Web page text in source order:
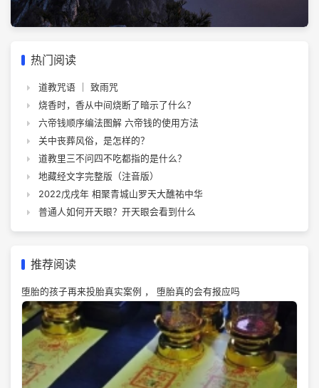
热门阅读
道教咒语 ｜ 致雨咒
烧香时，香从中间烧断了暗示了什么？
六帝钱顺序编法图解 六帝钱的使用方法
关中丧葬风俗，是怎样的？
道教里三不问四不吃都指的是什么？
地藏经文字完整版（注音版）
2022戊戌年 相聚青城山罗天大醮祐中华
普通人如何开天眼？开天眼会看到什么
推荐阅读
堕胎的孩子再来投胎真实案例 ， 堕胎真的会有报应吗